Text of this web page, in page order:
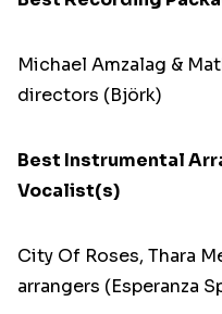
Michael Amzalag &
directors (Björk)
Best Instrumental
Vocalist(s)
City Of Roses, Thara
arrangers (Esperanza